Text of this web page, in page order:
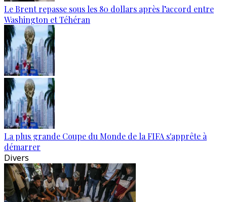
Le Brent repasse sous les 80 dollars après l’accord entre
Washington et Téhéran
La plus grande Coupe du Monde de la FIFA s'apprête à
démarrer
Divers